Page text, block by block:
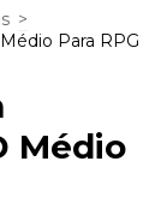
>
Para RPG
Médio